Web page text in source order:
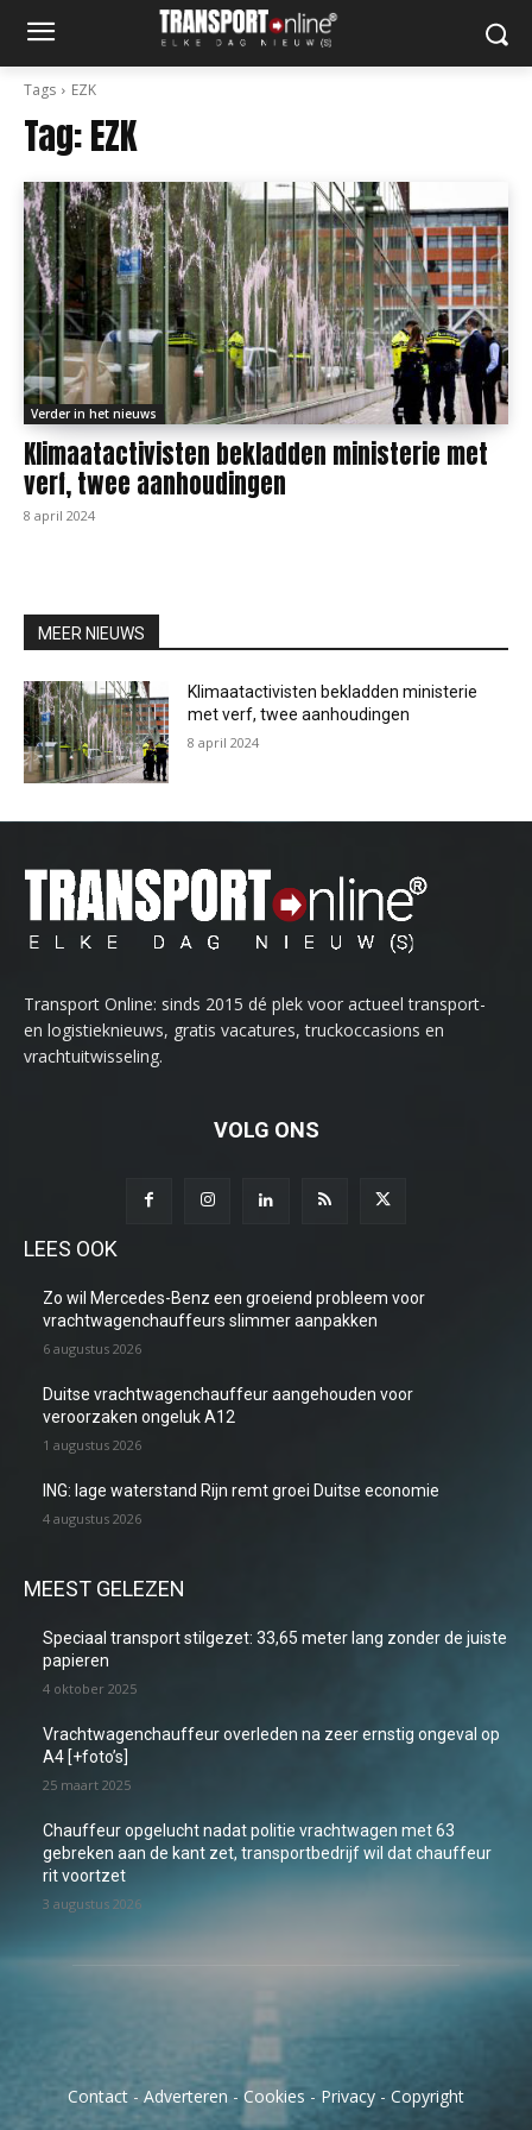
Tags EZK
Tag:EZK
Verder in het nieuws
Klimaatactivisten bekladden ministerie met
verf, twee aanhoudingen
8 april 2024
MEER NIEUWS
Klimaatactivisten bekladden ministerie
met verf, twee aanhoudingen
8 april 2024
Transport Online: sinds 2015 dé plek voor actueel transport-
en logistieknieuws, gratis vacatures, truckoccasions en
vrachtuitwisseling.
VOLG ONS
LEES OOK
Zo wil Mercedes-Benz een groeiend probleem voor
vrachtwagenchauffeurs slimmer aanpakken
6 augustus 2026
Duitse vrachtwagenchauffeur aangehouden voor
veroorzaken ongeluk A12
1 augustus 2026
ING: lage waterstand Rijn remt groei Duitse economie
4 augustus 2026
MEEST GELEZEN
Speciaal transport stilgezet: 33,65 meter lang zonder de juiste
papieren
4 oktober 2025
Vrachtwagenchauffeur overleden na zeer ernstig ongeval op
A4 [+foto’s]
25 maart 2025
Chauffeur opgelucht nadat politie vrachtwagen met 63
gebreken aan de kant zet, transportbedrijf wil dat chauffeur
rit voortzet
3 augustus 2026
Contact - Adverteren - Cookies - Privacy - Copyright